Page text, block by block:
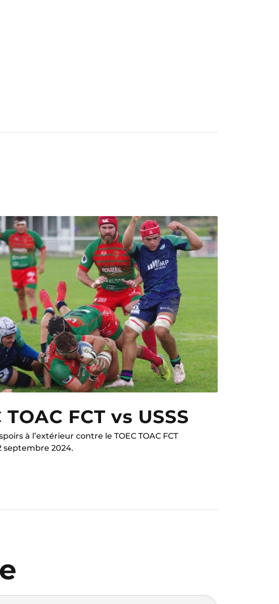
TOAC FCT vs USSS
à l’extérieur contre le TOEC TOAC FCT
septembre 2024.